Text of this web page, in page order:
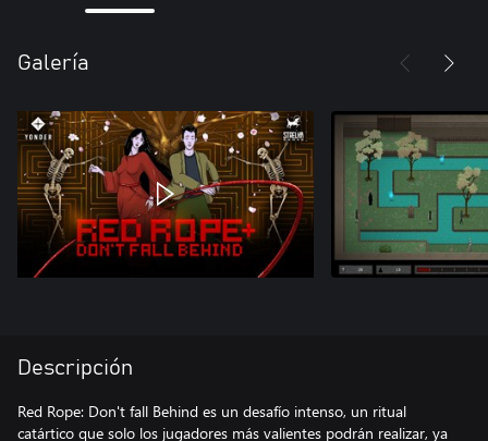
Galería
Descripción
Red Rope: Don't fall Behind es un desafío intenso, un ritual
catártico que solo los jugadores más valientes podrán realizar, ya